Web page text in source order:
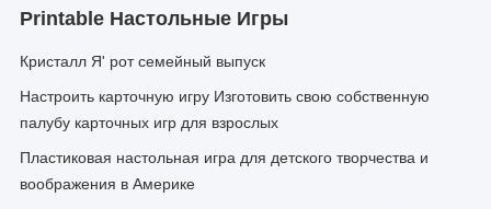
Printable Настольные Игры
Кристалл Я' рот семейный выпуск
Настроить карточную игру Изготовить свою собственную
палубу карточных игр для взрослых
Пластиковая настольная игра для детского творчества и
воображения в Америке